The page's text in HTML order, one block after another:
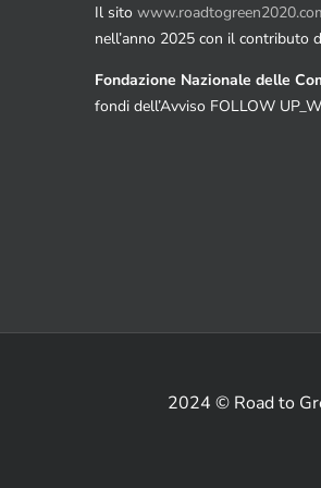
Il sito
nell’anno 2025 con il contributo
Fondazione Nazionale delle
fondi dell’Avviso FOLLOW
2024 © Road to